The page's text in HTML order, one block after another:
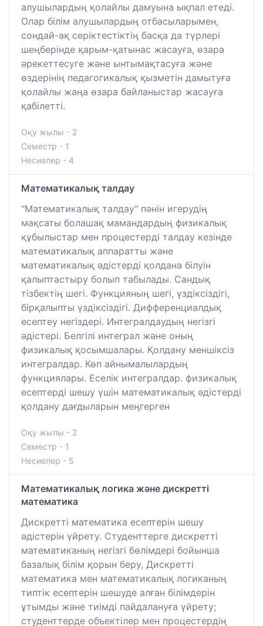
алушылардың қолайлы дамуына ықпал етеді.
Олар білім алушылардың отбасыларымен,
сондай-ақ серіктестіктің басқа да түрлері
шеңберінде қарым-қатынас жасауға, өзара
әрекеттесуге және ынтымақтасуға және
өздерінің педагогикалық қызметін дамытуға
қолайлы жаңа өзара байланыстар жасауға
қабілетті.
Оқу жылы - 2
Семестр - 1
Несиелер - 4
Математикалық талдау
"Математикалық талдау" пәнін игерудің
мақсаты болашақ мамандардың физикалық
құбылыстар мен процестерді талдау кезінде
математикалық аппаратты және
математикалық әдістерді қолдана білуін
қалыптастыру болып табылады. Сандық
тізбектің шегі. Функцияның шегі, үздіксіздігі,
бірқалыпты үздіксіздігі. Дифференциалдық
есептеу негіздері. Интегралдаудың негізгі
әдістері. Белгілі интеграл және оның
физикалық қосымшалары. Қолдану меншіксіз
интегралдар. Көп айнымалылардың
функциялары. Еселік интегралдар. физикалық
есептерді шешу үшін математикалық әдістерді
қолдану дағдыларын меңгерген
Оқу жылы - 2
Семестр - 1
Несиелер - 5
Математикалық логика және дискретті
математика
Дискретті математика есептерін шешу
әдістерін үйрету. Студенттерге дискретті
математиканың негізгі бөлімдері бойынша
базалық білім қорын беру, Дискретті
математика мен математикалық логиканың
типтік есептерін шешуде алған білімдерін
ұтымды және тиімді пайдалануға үйрету;
студенттерде объектілер мен процестердің